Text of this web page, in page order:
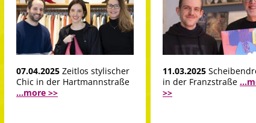
07.04.2025 Zeitlos stylischer
Chic in der Hartmannstraße
...more >>
11.03.2025
in der Franzstraße
>>